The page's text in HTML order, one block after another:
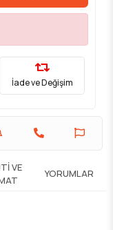
İade ve Değişim
VE
YORUMLAR